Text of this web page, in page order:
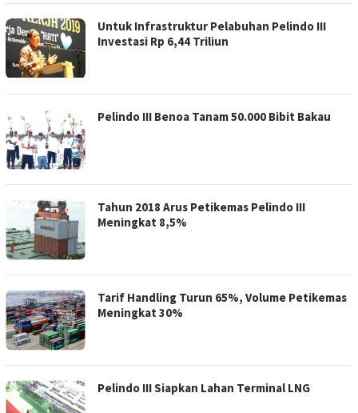
Untuk Infrastruktur Pelabuhan Pelindo III
Investasi Rp 6,44 Triliun
Pelindo III Benoa Tanam 50.000 Bibit Bakau
Tahun 2018 Arus Petikemas Pelindo III
Meningkat 8,5%
Tarif Handling Turun 65%, Volume Petikemas
Meningkat 30%
Pelindo III Siapkan Lahan Terminal LNG